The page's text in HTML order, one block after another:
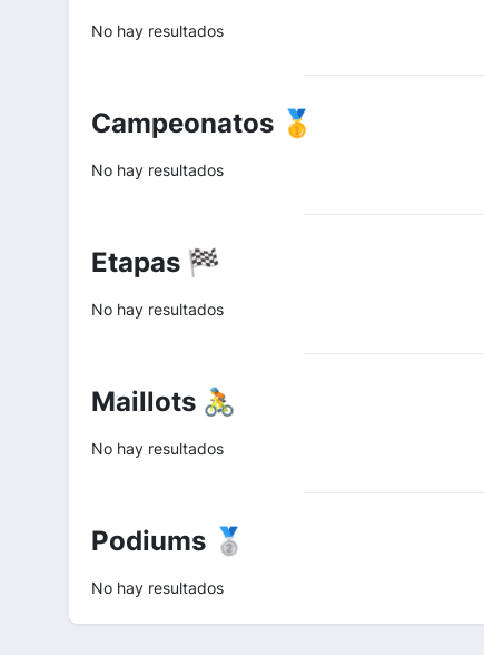
No hay resultados
Campeonatos 🥇
No hay resultados
Etapas 🏁
No hay resultados
Maillots 🚴
No hay resultados
Podiums 🥈
No hay resultados